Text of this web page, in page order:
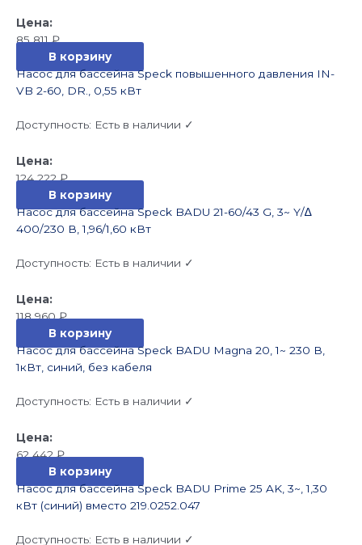
85 811₽
В корзину
Насос для бассейна Speck повышенного давления IN-
VB 2-60, DR., 0,55 кВт
Доступность: Есть в наличии ✓
124 222₽
В корзину
Насос для бассейна Speck BADU 21-60/43 G, 3~ Y/∆
400/230 В, 1,96/1,60 кВт
Доступность: Есть в наличии ✓
118 960₽
В корзину
Насос для бассейна Speck BADU Magna 20, 1~ 230 В,
1кВт, синий, без кабеля
Доступность: Есть в наличии ✓
62 442₽
В корзину
Насос для бассейна Speck BADU Prime 25 AK, 3~, 1,30
кВт (синий) вместо 219.0252.047
Доступность: Есть в наличии ✓